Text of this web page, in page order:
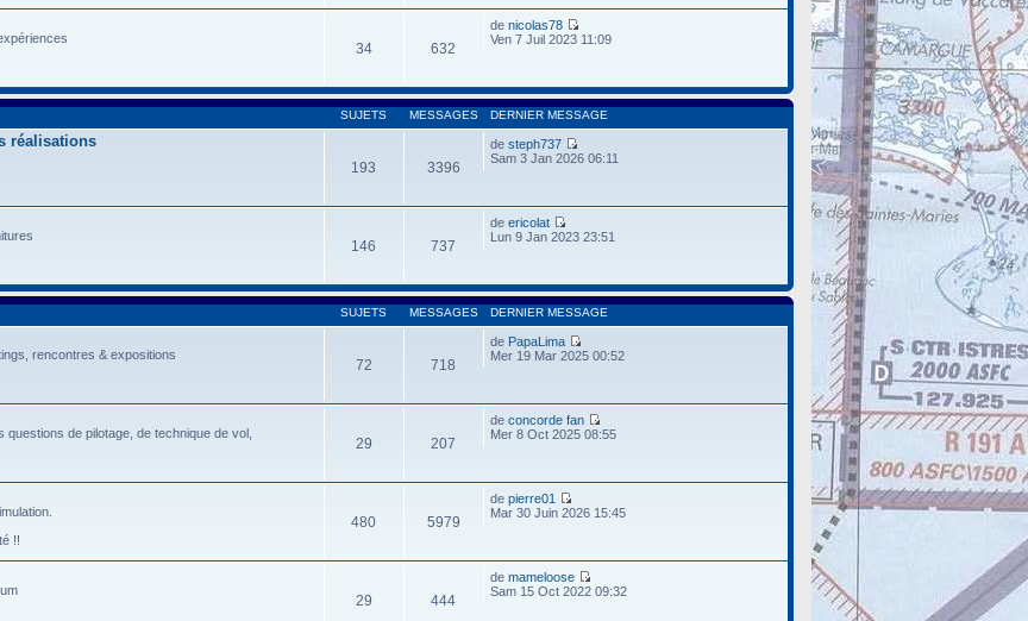
34 632
de nicolas78
Ven 7 Juil 2023 11:09
SUJETS MESSAGES DERNIER MESSAGE
réalisations
193 3396
de steph737
Sam 3 Jan 2026 06:11
146 737
de ericolat
Lun 9 Jan 2023 23:51
SUJETS MESSAGES DERNIER MESSAGE
rencontres & expositions
72 718
de PapaLima
Mer 19 Mar 2025 00:52
de pilotage, de technique de vol,
29 207
de concorde fan
Mer 8 Oct 2025 08:55
!!
480 5979
de pierre01
Mar 30 Juin 2026 15:45
29 444
de mameloose
Sam 15 Oct 2022 09:32